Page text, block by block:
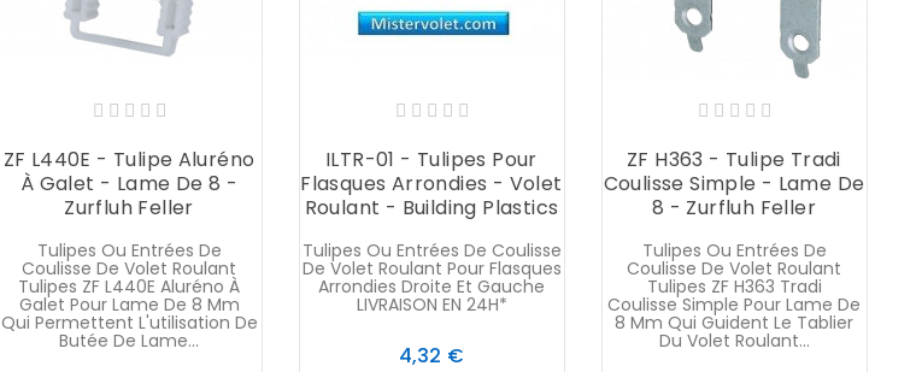
ZF L440E - Tulipe Aluréno
À Galet - Lame De 8 -
Zurfluh Feller
Tulipes Ou Entrées De
Coulisse De Volet Roulant
Tulipes ZF L440E Aluréno À
Galet Pour Lame De 8 Mm
Qui Permettent L'utilisation De
Butée De Lame...
ILTR-01 - Tulipes Pour
Flasques Arrondies - Volet
Roulant - Building Plastics
Tulipes Ou Entrées De Coulisse
De Volet Roulant Pour Flasques
Arrondies Droite Et Gauche
LIVRAISON EN 24H*
4,32 €
ZF H363 - Tulipe Tradi
Coulisse Simple - Lame De
8 - Zurfluh Feller
Tulipes Ou Entrées De
Coulisse De Volet Roulant
Tulipes ZF H363 Tradi
Coulisse Simple Pour Lame De
8 Mm Qui Guident Le Tablier
Du Volet Roulant...